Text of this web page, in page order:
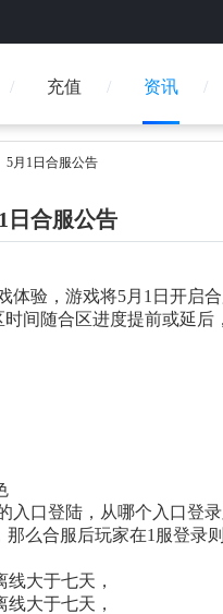
充值 资讯
5月1日合服公告
日合服公告
体验，游戏将5月1日开启
间随合区进度提前或延后
入口登陆，从哪个入口登
么合服后玩家在1服登录
大于七天，
大于七天，